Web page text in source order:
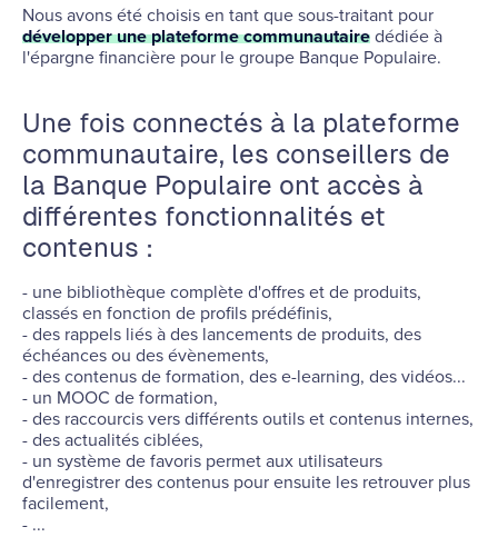
Nous avons été choisis en tant que sous-traitant pour
développer une plateforme communautairedédiée à
l'épargne financière pour le groupe Banque Populaire.
Une fois connectés à la plateforme
communautaire, les conseillers de
la Banque Populaire ont accès à
différentes fonctionnalités et
contenus :
- une bibliothèque complète d'offres et de produits,
classés en fonction de profils prédéfinis,
- des rappels liés à des lancements de produits, des
échéances ou des évènements,
- des contenus de formation, des e-learning, des vidéos...
- un MOOC de formation,
- des raccourcis vers différents outils et contenus internes,
- des actualités ciblées,
- un système de favoris permet aux utilisateurs
d'enregistrer des contenus pour ensuite les retrouver plus
facilement,
- ...